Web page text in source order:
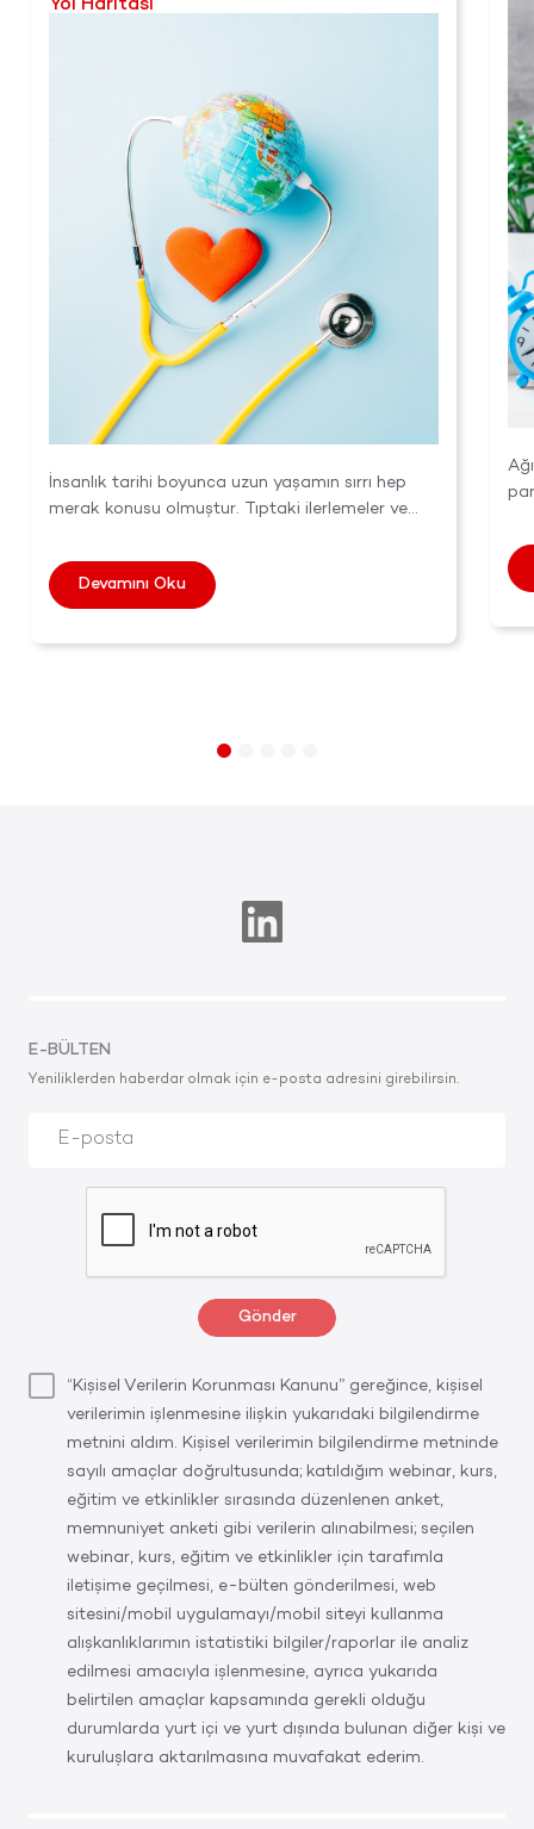
Yol Haritası
İnsanlık tarihi boyunca uzun yaşamın sırrı hep
merak konusu olmuştur. Tıptaki ilerlemeler ve
Devamını Oku
E-BÜLTEN
Yeniliklerden haberdar olmak için e-posta adresini girebilirsin.
Gönder
“Kişisel Verilerin Korunması Kanunu” gereğince, kişisel
verilerimin işlenmesine ilişkin yukarıdaki bilgilendirme
metnini aldım. Kişisel verilerimin bilgilendirme metninde
sayılı amaçlar doğrultusunda; katıldığım webinar, kurs,
eğitim ve etkinlikler sırasında düzenlenen anket,
memnuniyet anketi gibi verilerin alınabilmesi; seçilen
webinar, kurs, eğitim ve etkinlikler için tarafımla
iletişime geçilmesi, e-bülten gönderilmesi, web
sitesini/mobil uygulamayı/mobil siteyi kullanma
alışkanlıklarımın istatistiki bilgiler/raporlar ile analiz
edilmesi amacıyla işlenmesine, ayrıca yukarıda
belirtilen amaçlar kapsamında gerekli olduğu
durumlarda yurt içi ve yurt dışında bulunan diğer kişi ve
kuruluşlara aktarılmasına muvafakat ederim.